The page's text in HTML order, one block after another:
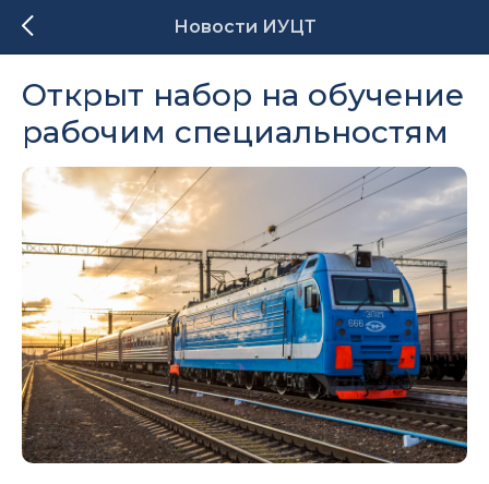
Новости ИУЦТ
Открыт набор на обучение
рабочим специальностям